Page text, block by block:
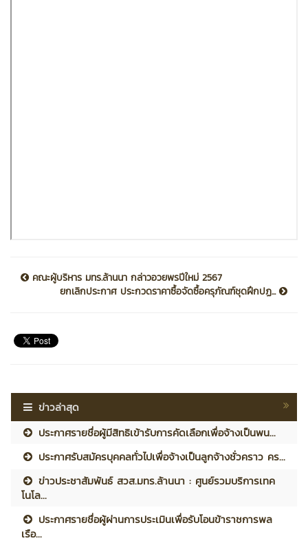
คณะผู้บริหาร มทร.ล้านนา กล่าวอวยพรปีใหม่ 2567
ยกเลิกประกาศ ประกวดราคาซื้อจัดซื้อครุภัณฑ์ชุดฝึกปฏ...
ข่าวล่าสุด
ประกาศรายชื่อผู้มีสิทธิเข้ารับการคัดเลือกเพื่อจ้างเป็นพน...
ประกาศรับสมัครบุคคลทั่วไปเพื่อจ้างเป็นลูกจ้างชั่วคราว คร...
ข่าวประชาสัมพันธ์ สวส.มทร.ล้านนา : ศูนย์รวมบริการเทค
โนโล...
ประกาศรายชื่อผู้ผ่านการประเมินเพื่อรับโอนข้าราชการพล
เรือ...